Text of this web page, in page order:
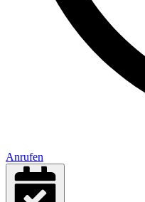
Anrufen